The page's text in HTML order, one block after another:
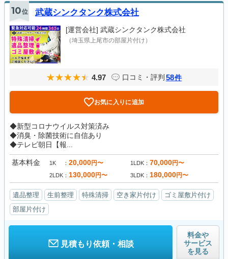
10位 武蔵シンクタンク株式会社
[運営会社] 武蔵シンクタンク株式会社
（埼玉県上尾市の部屋片付け）
4.97 口コミ・評判 58件
お気に入りに追加
◆新型コロナウイルス対策済み
◆消臭・除菌技術に自信あり
◆テレビ朝日【報...
基本料金 1K 20,000円〜 1LDK 70,000円〜
2LDK 130,000円〜 3LDK 180,000円〜
遺品整理 生前整理 特殊清掃 空き家片付け
ゴミ屋敷片付け
部屋片付け
見積もり依頼・相談
料金や
サービス
を見る